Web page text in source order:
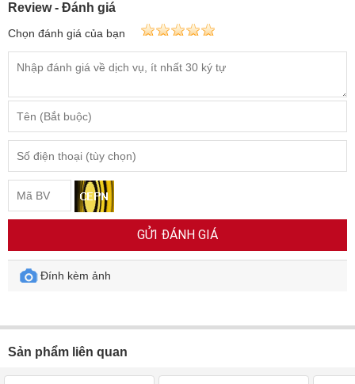
Review - Đánh giá
Chọn đánh giá của bạn
GỬI ĐÁNH GIÁ
Đính kèm ảnh
Sản phẩm liên quan